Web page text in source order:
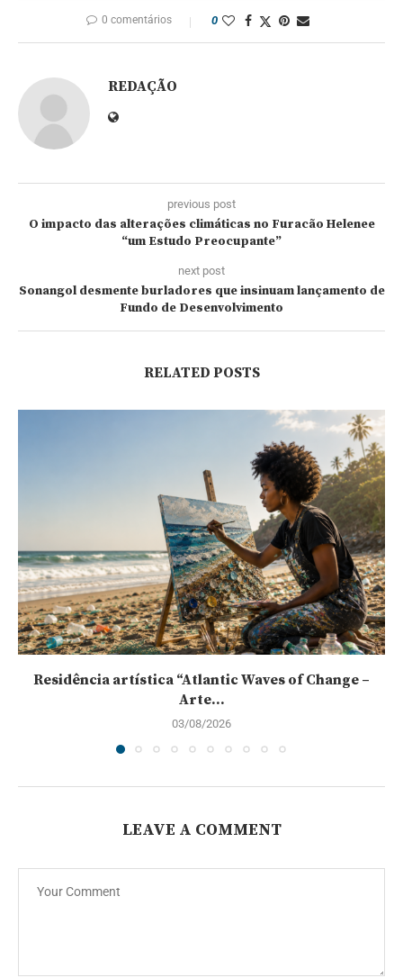
0 comentários 0
REDAÇÃO
previous post
O impacto das alterações climáticas no Furacão Helenee
“um Estudo Preocupante”
next post
Sonangol desmente burladores que insinuam lançamento de
Fundo de Desenvolvimento
RELATED POSTS
Residência artística “Atlantic Waves of Change –
Arte...
03/08/2026
LEAVE A COMMENT